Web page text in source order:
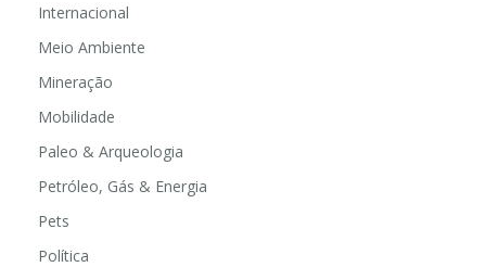
Internacional
Meio Ambiente
Mineração
Mobilidade
Paleo & Arqueologia
Petróleo, Gás & Energia
Pets
Política